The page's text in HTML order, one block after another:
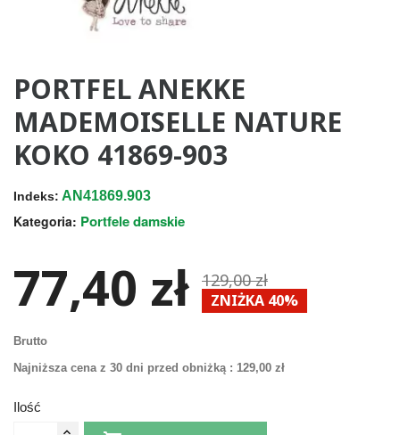
PORTFEL ANEKKE
MADEMOISELLE NATURE
KOKO 41869-903
Indeks: AN41869.903
Kategoria: Portfele damskie
77,40 zł 129,00 zł
ZNIŻKA 40%
Brutto
Najniższa cena z 30 dni przed obniżką : 129,00 zł
Ilość